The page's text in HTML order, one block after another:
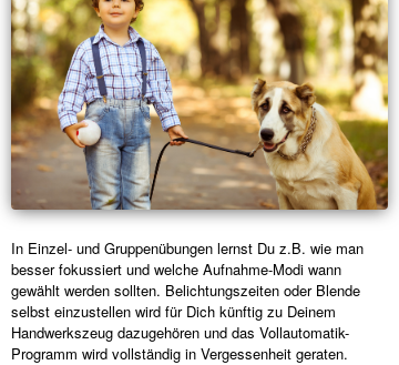
In Einzel- und Gruppenübungen lernst Du z.B. wie man
besser fokussiert und welche Aufnahme-Modi wann
gewählt werden sollten. Belichtungszeiten oder Blende
selbst einzustellen wird für Dich künftig zu Deinem
Handwerkszeug dazugehören und das Vollautomatik-
Programm wird vollständig in Vergessenheit geraten.